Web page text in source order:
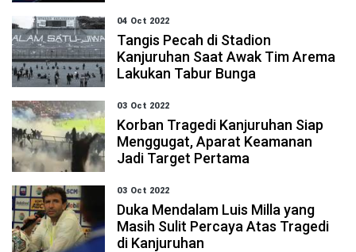
04 Oct 2022
Tangis Pecah di Stadion
Kanjuruhan Saat Awak Tim Arema
Lakukan Tabur Bunga
03 Oct 2022
Korban Tragedi Kanjuruhan Siap
Menggugat, Aparat Keamanan
Jadi Target Pertama
03 Oct 2022
Duka Mendalam Luis Milla yang
Masih Sulit Percaya Atas Tragedi
di Kanjuruhan